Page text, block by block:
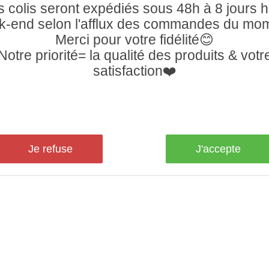
colis seront expédiés sous 48h à 8 jours
end selon l'afflux des commandes du
Merci pour votre fidélité😊
priorité= la qualité des produits &
satisfaction❤️
Je refuse J'accepte